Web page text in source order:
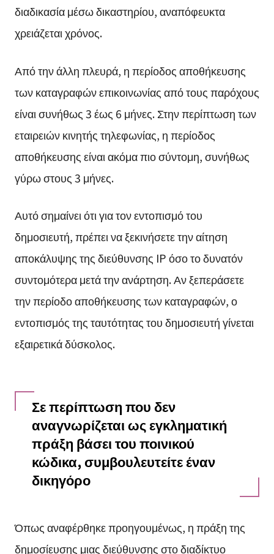
διαδικασία μέσω δικαστηρίου, αναπόφευκτα
χρειάζεται χρόνος.
Από την άλλη πλευρά, η περίοδος αποθήκευσης
των καταγραφών επικοινωνίας από τους παρόχους
είναι συνήθως 3 έως 6 μήνες. Στην περίπτωση των
εταιρειών κινητής τηλεφωνίας, η περίοδος
αποθήκευσης είναι ακόμα πιο σύντομη, συνήθως
γύρω στους 3 μήνες.
Αυτό σημαίνει ότι για τον εντοπισμό του
δημοσιευτή, πρέπει να ξεκινήσετε την αίτηση
αποκάλυψης της διεύθυνσης IP όσο το δυνατόν
συντομότερα μετά την ανάρτηση. Αν ξεπεράσετε
την περίοδο αποθήκευσης των καταγραφών, ο
εντοπισμός της ταυτότητας του δημοσιευτή γίνεται
εξαιρετικά δύσκολος.
Σε περίπτωση που δεν
αναγνωρίζεται ως εγκληματική
πράξη βάσει του ποινικού
κώδικα, συμβουλευτείτε έναν
δικηγόρο
Όπως αναφέρθηκε προηγουμένως, η πράξη της
δημοσίευσης μιας διεύθυνσης στο διαδίκτυο